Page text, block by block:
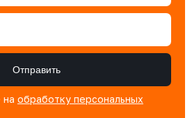
Отправить
на обработку персональных